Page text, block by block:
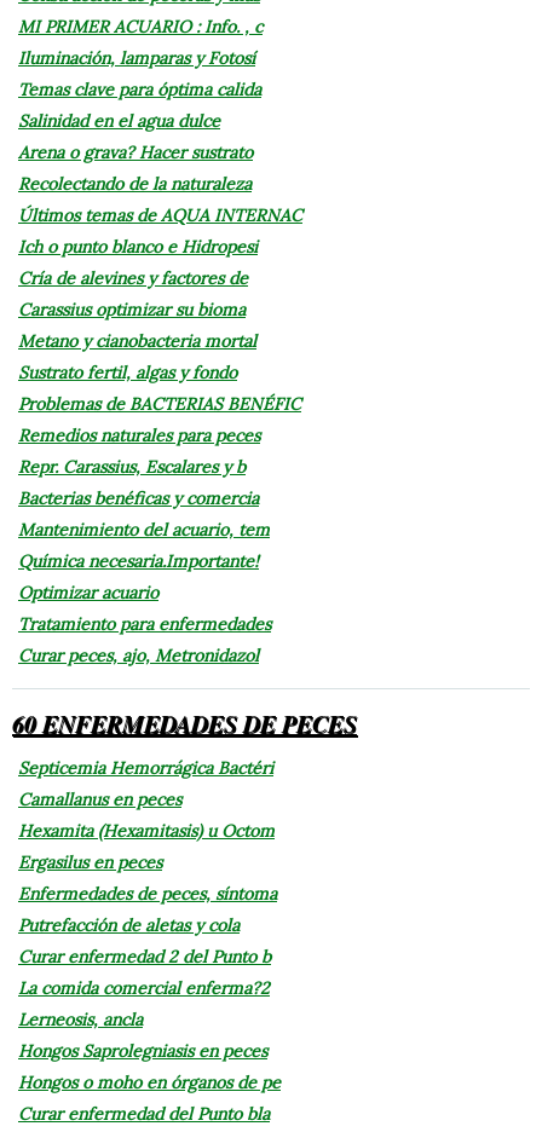
MI PRIMER ACUARIO : Info. , c
Iluminación, lamparas y Fotosí
Temas clave para óptima calida
Salinidad en el agua dulce
Arena o grava? Hacer sustrato
Recolectando de la naturaleza
Últimos temas de AQUA INTERNAC
Ich o punto blanco e Hidropesi
Cría de alevines y factores de
Carassius optimizar su bioma
Metano y cianobacteria mortal
Sustrato fertil, algas y fondo
Problemas de BACTERIAS BENÉFIC
Remedios naturales para peces
Repr. Carassius, Escalares y b
Bacterias benéficas y comercia
Mantenimiento del acuario, tem
Química necesaria.Importante!
Optimizar acuario
Tratamiento para enfermedades
Curar peces, ajo, Metronidazol
60 ENFERMEDADES DE PECES
Septicemia Hemorrágica Bactéri
Camallanus en peces
Hexamita (Hexamitasis) u Octom
Ergasilus en peces
Enfermedades de peces, síntoma
Putrefacción de aletas y cola
Curar enfermedad 2 del Punto b
La comida comercial enferma?2
Lerneosis, ancla
Hongos Saprolegniasis en peces
Hongos o moho en órganos de pe
Curar enfermedad del Punto bla